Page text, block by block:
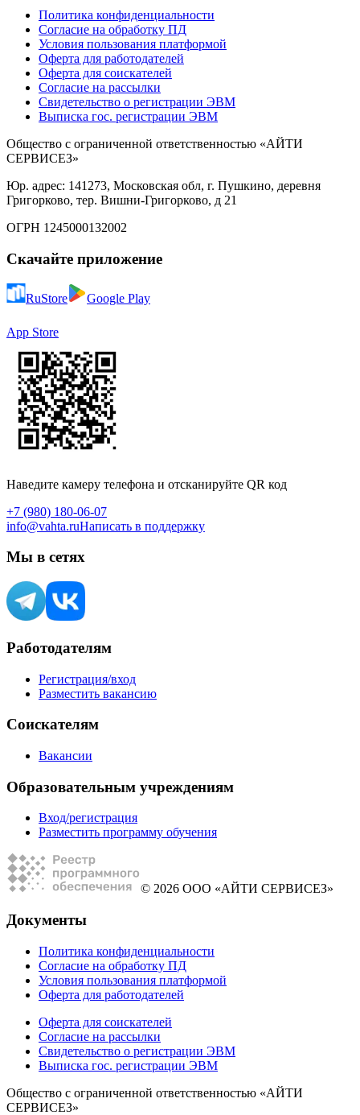
Политика конфиденциальности
Согласие на обработку ПД
Условия пользования платформой
Оферта для работодателей
Оферта для соискателей
Согласие на рассылки
Свидетельство о регистрации ЭВМ
Выписка гос. регистрации ЭВМ
Общество с ограниченной ответственностью «АЙТИ
СЕРВИСЕЗ»
Юр. адрес: 141273, Московская обл, г. Пушкино, деревня
Григорково, тер. Вишни-Григорково, д 21
ОГРН 1245000132002
Скачайте приложение
RuStore Google Play
App Store
Наведите камеру телефона и отсканируйте QR код
+7 (980) 180-06-07
info@vahta.ruНаписать в поддержку
Мы в сетях
Работодателям
Регистрация/вход
Разместить вакансию
Соискателям
Вакансии
Образовательным учреждениям
Вход/регистрация
Разместить программу обучения
© 2026 ООО «АЙТИ СЕРВИСЕЗ»
Документы
Политика конфиденциальности
Согласие на обработку ПД
Условия пользования платформой
Оферта для работодателей
Оферта для соискателей
Согласие на рассылки
Свидетельство о регистрации ЭВМ
Выписка гос. регистрации ЭВМ
Общество с ограниченной ответственностью «АЙТИ
СЕРВИСЕЗ»